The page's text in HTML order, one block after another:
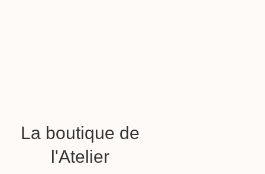
La boutique de
l'Atelier